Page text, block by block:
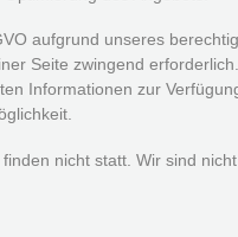
aufgrund unseres
Seite zwingend
Informationen zur
nicht statt. Wir sind